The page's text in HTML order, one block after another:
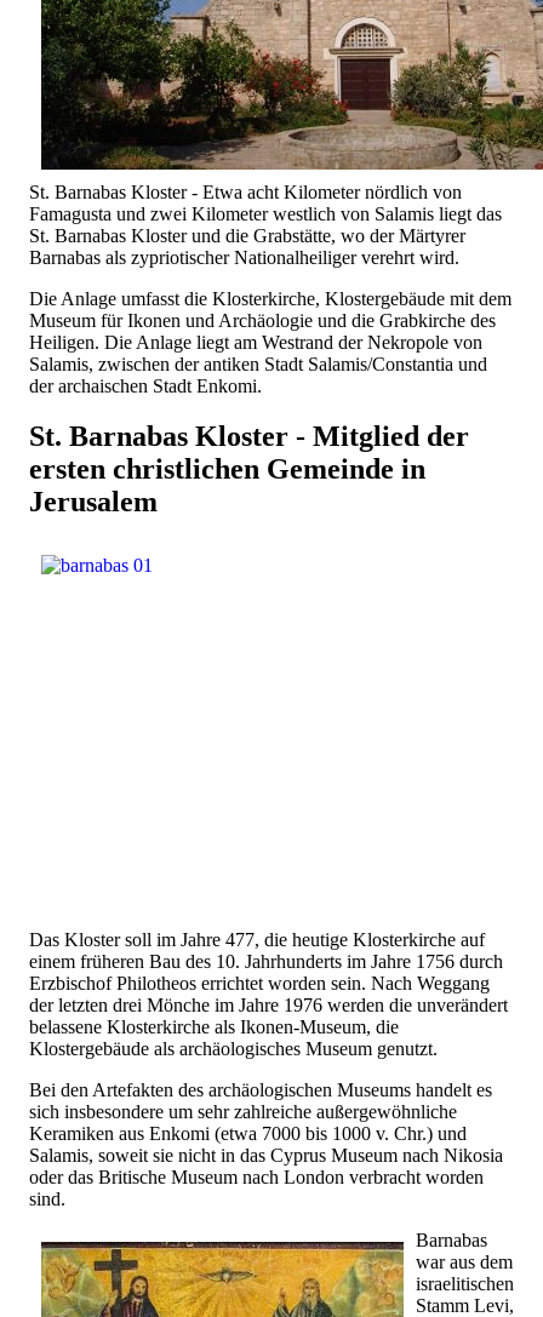
St. Barnabas Kloster - Etwa acht Kilometer nördlich von
Famagusta und zwei Kilometer westlich von Salamis liegt das
St. Barnabas Kloster und die Grabstätte, wo der Märtyrer
Barnabas als zypriotischer Nationalheiliger verehrt wird.
Die Anlage umfasst die Klosterkirche, Klostergebäude mit dem
Museum für Ikonen und Archäologie und die Grabkirche des
Heiligen. Die Anlage liegt am Westrand der Nekropole von
Salamis, zwischen der antiken Stadt Salamis/Constantia und
der archaischen Stadt Enkomi.
St. Barnabas Kloster - Mitglied der
ersten christlichen Gemeinde in
Jerusalem
Das Kloster soll im Jahre 477, die heutige Klosterkirche auf
einem früheren Bau des 10. Jahrhunderts im Jahre 1756 durch
Erzbischof Philotheos errichtet worden sein. Nach Weggang
der letzten drei Mönche im Jahre 1976 werden die unverändert
belassene Klosterkirche als Ikonen-Museum, die
Klostergebäude als archäologisches Museum genutzt.
Bei den Artefakten des archäologischen Museums handelt es
sich insbesondere um sehr zahlreiche außergewöhnliche
Keramiken aus Enkomi (etwa 7000 bis 1000 v. Chr.) und
Salamis, soweit sie nicht in das Cyprus Museum nach Nikosia
oder das Britische Museum nach London verbracht worden
sind.
Barnabas
war aus dem
israelitischen
Stamm Levi,